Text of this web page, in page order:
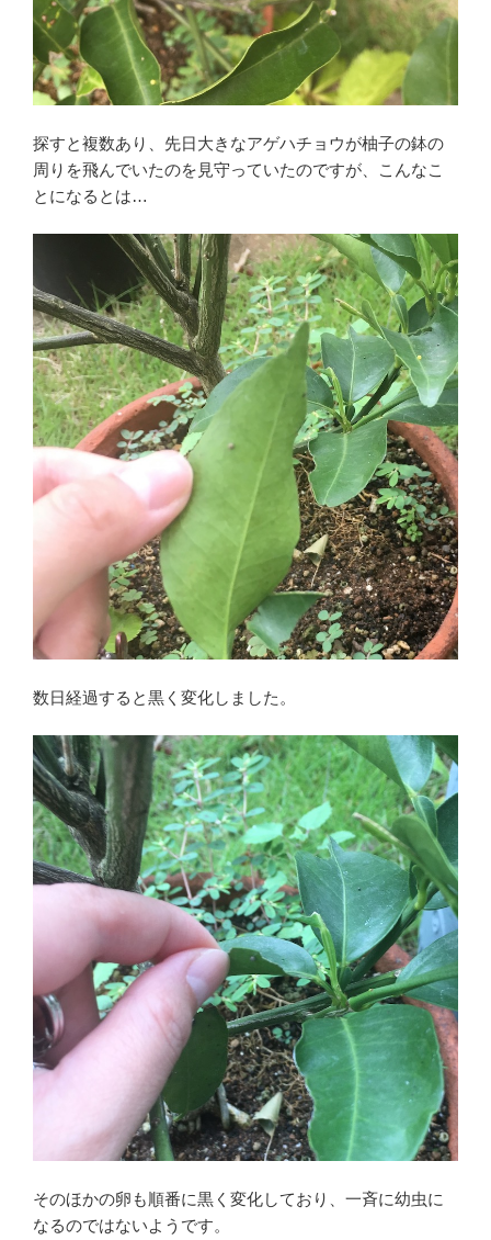
探すと複数あり、先日大きなアゲハチョウが柚子の鉢の
周りを飛んでいたのを見守っていたのですが、こんなこ
とになるとは…
数日経過すると黒く変化しました。
そのほかの卵も順番に黒く変化しており、一斉に幼虫に
なるのではないようです。